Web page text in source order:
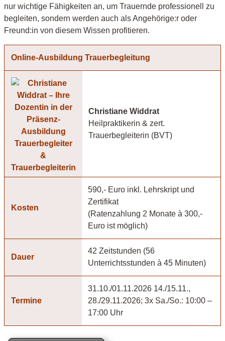
nur wichtige Fähigkeiten an, um Trauernde professionell zu
begleiten, sondern werden auch als Angehörige:r oder
Freund:in von diesem Wissen profitieren.
Online-Ausbildung Trauerbegleitung
Christiane Widdrat
Heilpraktikerin & zert.
Trauerbegleiterin (BVT)
Kosten
590,- Euro inkl. Lehrskript und
Zertifikat
(Ratenzahlung 2 Monate à 300,-
Euro ist möglich)
Dauer
42 Zeitstunden (56
Unterrichtsstunden à 45 Minuten)
Termine
31.10./01.11.2026 14./15.11.,
28./29.11.2026; 3x Sa./So.: 10:00 –
17:00 Uhr